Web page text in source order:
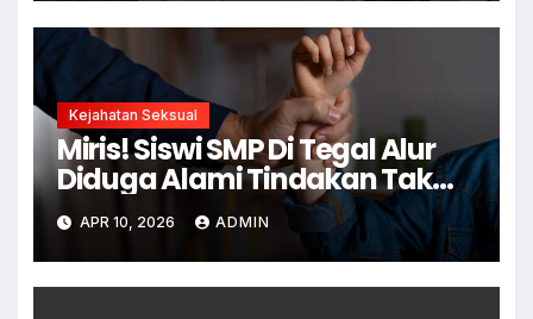
Kejahatan Seksual
Miris! Siswi SMP Di Tegal Alur
Diduga Alami Tindakan Tak
Senonoh Di Sekolah
APR 10, 2026 ADMIN